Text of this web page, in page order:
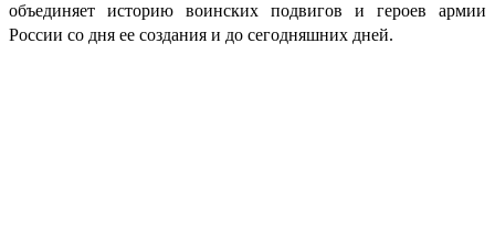
объединяет историю воинских подвигов и героев армии
России со дня ее создания и до сегодняшних дней.